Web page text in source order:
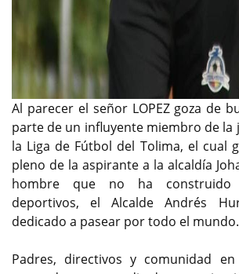
Al parecer el señor LOPEZ goza de
parte de un influyente miembro de la
la Liga de Fútbol del Tolima, el cual
pleno de la aspirante a la alcaldía
hombre que no ha construido
deportivos, el Alcalde Andrés
dedicado a pasear por todo el mundo.
Padres, directivos y comunidad